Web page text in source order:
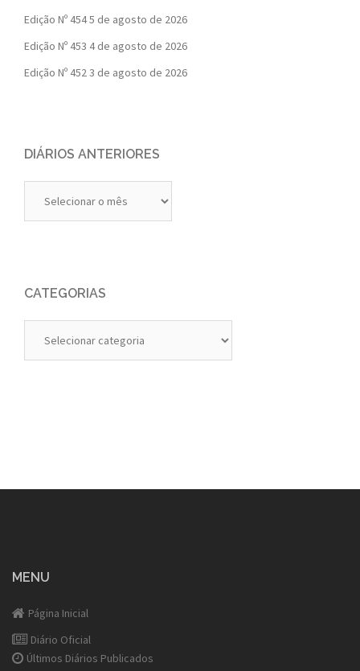
Edição Nº 4545 de agosto de 2026
Edição Nº 453 4 de agosto de 2026
Edição Nº 4523 de agosto de 2026
DIÁRIOS ANTERIORES
Anteriores
CATEGORIAS
MENU
Página Inicial
Diário Oficial
Últimos Diários Publicados